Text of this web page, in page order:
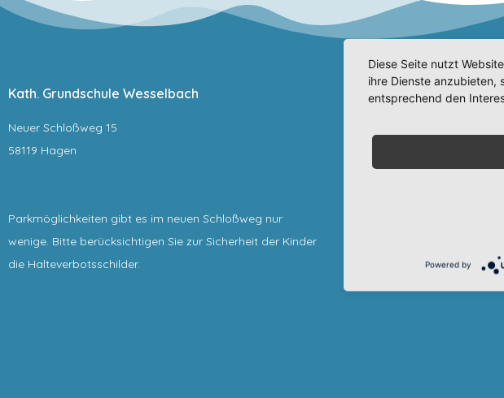
Kath. Grundschule Wesselbach
Neuer Schloßweg 15
58119 Hagen
Parkmöglichkeiten gibt es im neuen Schloßweg nur
wenige. Bitte berücksichtigen Sie zur Sicherheit der Kinder
die Halteverbotsschilder.
Diese Seite nutzt
ihre Dienste anzubieten,
entsprechend den
Powered by